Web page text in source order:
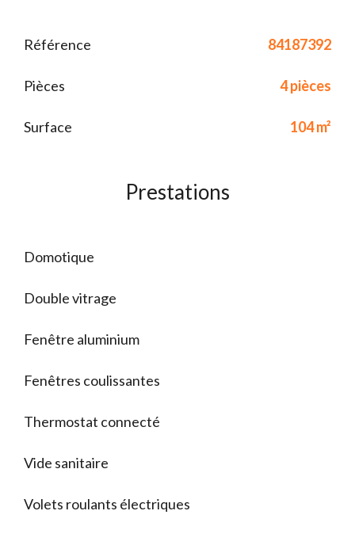
Référence 84187392
Pièces 4 pièces
Surface 104 m²
Prestations
Domotique
Double vitrage
Fenêtre aluminium
Fenêtres coulissantes
Thermostat connecté
Vide sanitaire
Volets roulants électriques